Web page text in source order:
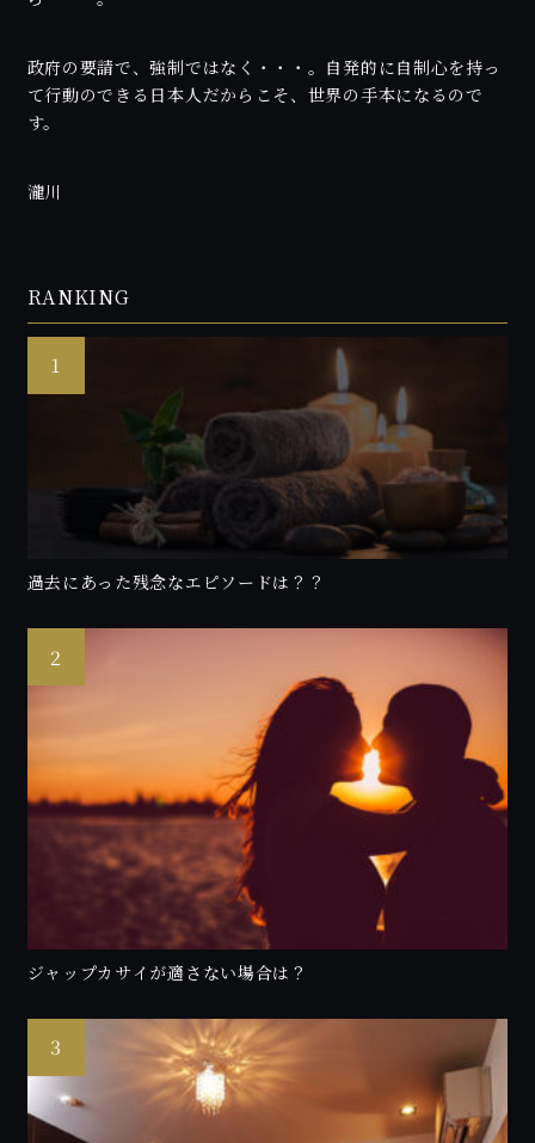
政府の要請で、強制ではなく・・・。自発的に自制心を持っ
て行動のできる日本人だからこそ、世界の手本になるので
す。
瀧川
RANKING
過去にあった残念なエピソードは？？
ジャップカサイが適さない場合は？